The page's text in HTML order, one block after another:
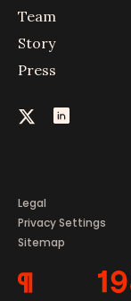
Team
Story
Press
Legal
Privacy Settings
Sitemap